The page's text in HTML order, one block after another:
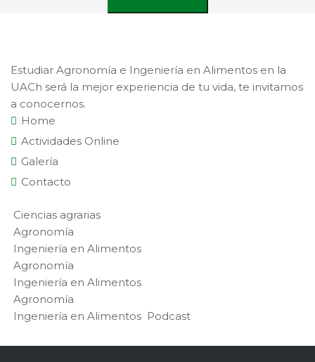
Estudiar Agronomía e Ingeniería en Alimentos en la
UACh será la mejor experiencia de tu vida, te invitamos
a conocernos.
Home
Actividades Online
Galería
Contacto
Ciencias agrarias
Agronomía
Ingeniería en Alimentos
Agronomía
Ingeniería en Alimentos
Agronomía
Ingeniería en Alimentos Podcast